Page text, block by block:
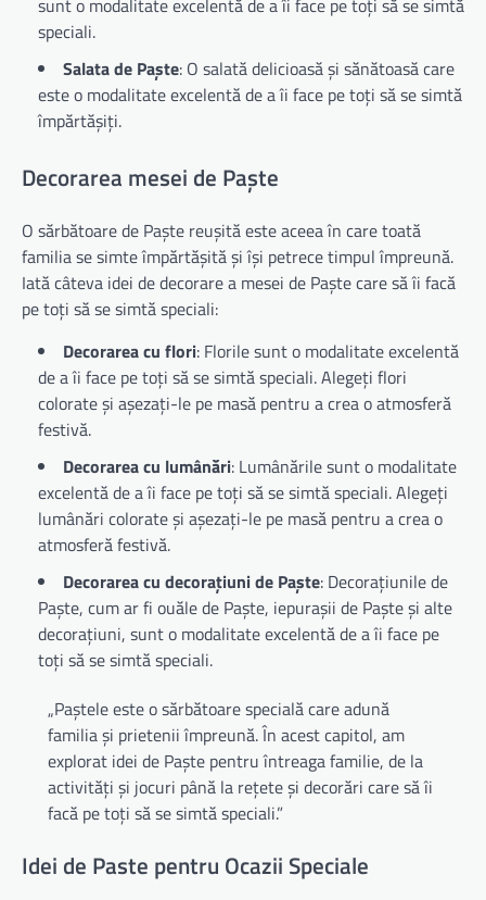
speciali.
Salata de Paște: O salată delicioasă și sănătoasă care
este o modalitate excelentă de a îi face pe toți să se simtă
împărtășiți.
Decorarea mesei de Paște
O sărbătoare de Paște reușită este aceea în care toată
familia se simte împărtășită și își petrece timpul împreună.
Iată câteva idei de decorare a mesei de Paște care să îi facă
pe toți să se simtă speciali:
Decorarea cu flori: Florile sunt o modalitate excelentă
de a îi face pe toți să se simtă speciali. Alegeți flori
colorate și așezați-le pe masă pentru a crea o atmosferă
festivă.
Decorarea cu lumânări: Lumânările sunt o modalitate
excelentă de a îi face pe toți să se simtă speciali. Alegeți
lumânări colorate și așezați-le pe masă pentru a crea o
atmosferă festivă.
Decorarea cu decorațiuni de Paște: Decorațiunile de
Paște, cum ar fi ouăle de Paște, iepurașii de Paște și alte
decorațiuni, sunt o modalitate excelentă de a îi face pe
toți să se simtă speciali.
„Paștele este o sărbătoare specială care adună
familia și prietenii împreună. În acest capitol, am
explorat idei de Paște pentru întreaga familie, de la
activități și jocuri până la rețete și decorări care să îi
facă pe toți să se simtă speciali.”
Idei de Paste pentru Ocazii Speciale